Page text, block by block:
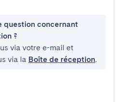
question concernant
?
via votre e-mail et
via la Boîte de réception.